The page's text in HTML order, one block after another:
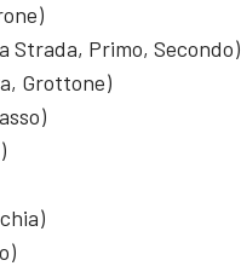
Strada, Primo, Secondo)
Grottone)